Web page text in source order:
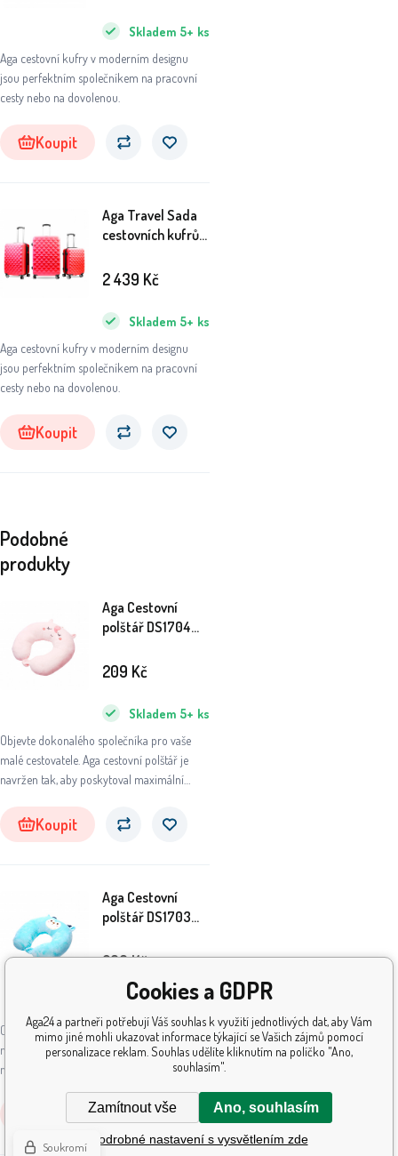
Aga cestovní kufry v moderním designu
jsou perfektním společníkem na pracovní
cesty nebo na dovolenou.
Skladem 5+ ks
Koupit
Aga Travel Sada
cestovních kufrů
Aga cestovní kufry v moderním designu
jsou perfektním společníkem na pracovní
cesty nebo na dovolenou.
Skladem 5+ ks
2 439 Kč
Koupit
Podobné
produkty
Aga Cestovní
polštář DS1704
Objevte dokonalého společníka pro vaše
malé cestovatele. Aga cestovní polštář je
navržen tak, aby poskytoval maximální
Skladem 5+ ks
209 Kč
Koupit
Aga Cestovní
polštář DS1703
Objevte dokonalého společníka pro vaše
malé cestovatele. Aga cestovní polštář je
navržen tak, aby poskytoval maximální
pohodlí a podporu během cestování.
Skladem 5+ ks
209Kč
Cookies a GDPR
Aga24 a partneři potřebují Váš souhlas k využití jednotlivých dat, aby Vám
mimo jiné mohli ukazovat informace týkající se Vašich zájmů pomocí
personalizace reklam. Souhlas udělíte kliknutím na políčko "Ano,
souhlasím".
Zamítnout vše Ano, souhlasím
Podrobné nastavení s vysvětlením zde
Soukromí